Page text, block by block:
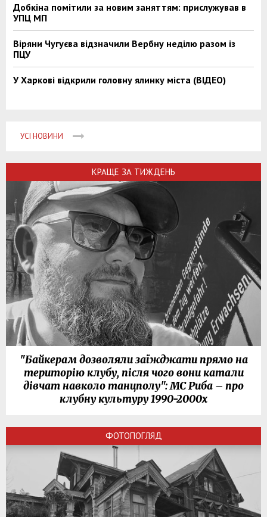
Добкіна помітили за новим заняттям: прислужував в
УПЦ МП
Віряни Чугуєва відзначили Вербну неділю разом із
ПЦУ
У Харкові відкрили головну ялинку міста (ВІДЕО)
УСІ НОВИНИ
КРАЩЕ ЗА ТИЖДЕНЬ
"Байкерам дозволяли заїжджати прямо на
територію клубу, після чого вони катали
дівчат навколо танцполу": МС Риба – про
клубну культуру 1990-2000х
ФОТОПОГЛЯД